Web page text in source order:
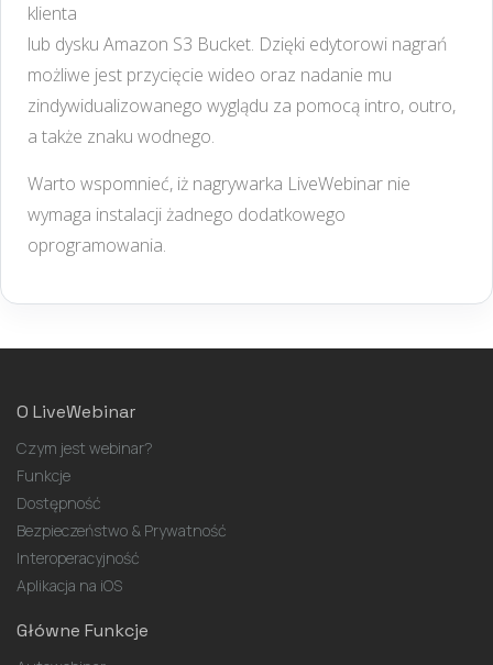
klienta
lub dysku Amazon S3 Bucket. Dzięki edytorowi nagrań
możliwe jest przycięcie wideo oraz nadanie mu
zindywidualizowanego wyglądu za pomocą intro, outro,
a także znaku wodnego.
Warto wspomnieć, iż nagrywarka LiveWebinar nie
wymaga instalacji żadnego dodatkowego
oprogramowania.
O LiveWebinar
Czym jest webinar?
Funkcje
Dostępność
Bezpieczeństwo & Prywatność
Interoperacyjność
Aplikacja na iOS
Główne Funkcje